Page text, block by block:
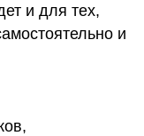
и для тех,
и